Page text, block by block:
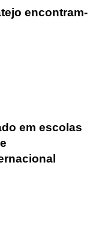
encontram-
em escolas